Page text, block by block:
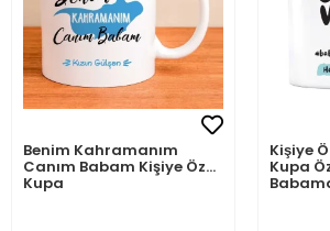
Benim Kahramanım
Canım Babam Kişiye Özel
Kupa
Kişiye
Kupa